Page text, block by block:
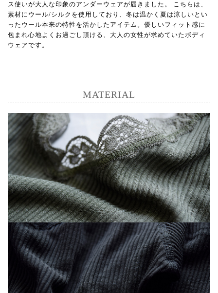
ス使いが大人な印象のアンダーウェアが届きました。 こちらは、
素材にウール/シルクを使用しており、冬は温かく夏は涼しいとい
ったウール本来の特性を活かしたアイテム。優しいフィット感に
包まれ心地よくお過ごし頂ける、大人の女性が求めていたボディ
ウェアです。
MATERIAL